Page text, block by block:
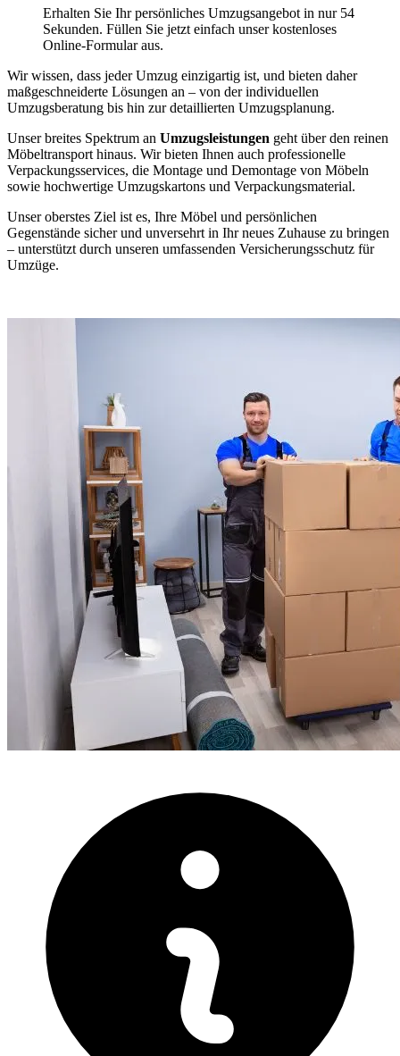
Erhalten Sie Ihr persönliches Umzugsangebot in nur 54
Sekunden. Füllen Sie jetzt einfach unser kostenloses
Online-Formular aus.
Wir wissen, dass jeder Umzug einzigartig ist, und bieten daher
maßgeschneiderte Lösungen an – von der individuellen
Umzugsberatung bis hin zur detaillierten Umzugsplanung.
Unser breites Spektrum an Umzugsleistungen geht über den reinen
Möbeltransport hinaus. Wir bieten Ihnen auch professionelle
Verpackungsservices, die Montage und Demontage von Möbeln
sowie hochwertige Umzugskartons und Verpackungsmaterial.
Unser oberstes Ziel ist es, Ihre Möbel und persönlichen
Gegenstände sicher und unversehrt in Ihr neues Zuhause zu bringen
– unterstützt durch unseren umfassenden Versicherungsschutz für
Umzüge.